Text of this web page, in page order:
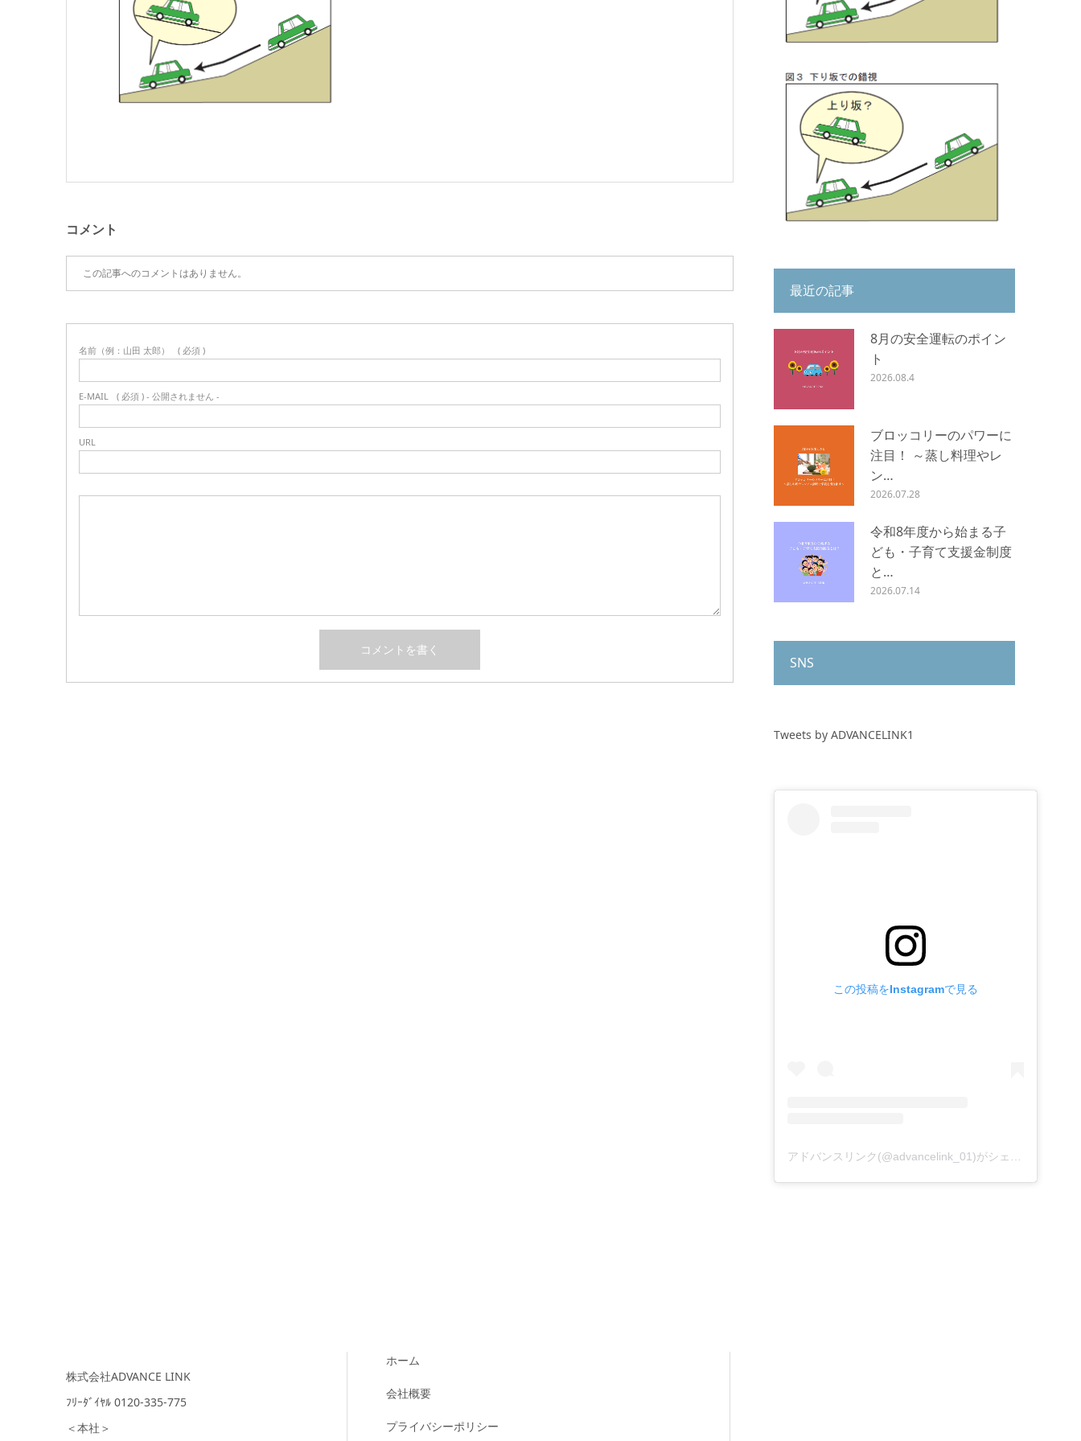
コメント
この記事へのコメントはありません。
名前（例：山田 太郎） ( 必須 )
E-MAIL ( 必須 ) - 公開されません -
URL
最近の記事
8月の安全運転のポイン
ト
2026.08.4
ブロッコリーのパワーに
注目！ ～蒸し料理やレ
ン…
2026.07.28
令和8年度から始まる子
ども・子育て支援金制度
と…
2026.07.14
SNS
Tweets by ADVANCELINK1
この投稿をInstagramで見る
株式会社ADVANCE LINK
ﾌﾘｰﾀﾞｲﾔﾙ 0120-335-775
＜本社＞
ホーム
会社概要
プライバシーポリシー